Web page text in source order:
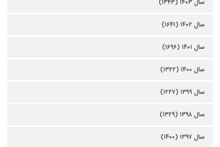
سال ۱۴۰۳ (۱۳۴۳)
سال ۱۴۰۲ (۱۶۴۱)
سال ۱۴۰۱ (۱۶۹۶)
سال ۱۴۰۰ (۱۳۲۲)
سال ۱۳۹۹ (۱۲۲۷)
سال ۱۳۹۸ (۱۳۲۹)
سال ۱۳۹۷ (۱۴۰۰)